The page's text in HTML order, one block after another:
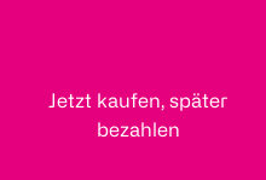
Jetzt kaufen, später
bezahlen